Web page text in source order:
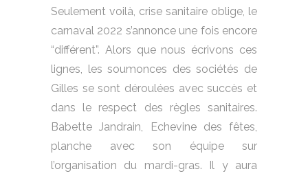
Seulement voilà, crise sanitaire oblige, le
carnaval 2022 s’annonce une fois encore
“différent”. Alors que nous écrivons ces
lignes, les soumonces des sociétés de
Gilles se sont déroulées avec succès et
dans le respect des règles sanitaires.
Babette Jandrain, Echevine des fêtes,
planche avec son équipe sur
l’organisation du mardi-gras. Il y aura